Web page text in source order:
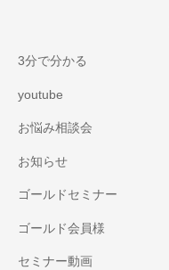
3分で分かる
youtube
お悩み相談会
お知らせ
ゴールドセミナー
ゴールド会員様
セミナー動画